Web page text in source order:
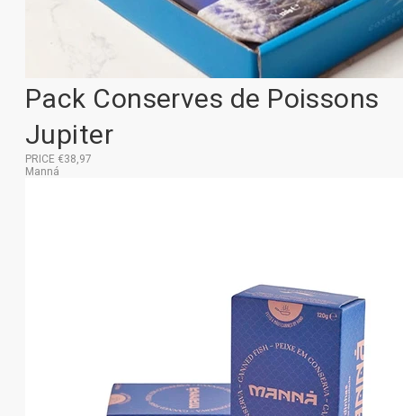
Pack Conserves de Poissons
Jupiter
PRICE €38,97
Manná